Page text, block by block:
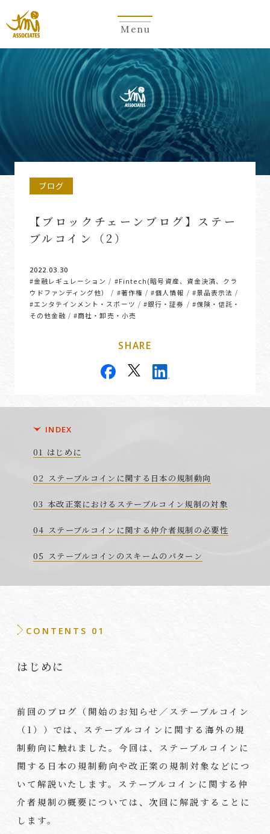
Menu
ブログ
【ブロックチェーンブログ】ステー
ブルコイン（2）
2022.03.30
#金融レギュレーション / #Fintech(暗号資産、資金決済、クラ
ウドファンディング他）
/ #著作権 /#個人情報 / #景品表示法 /
#エンタテインメント・スポーツ / #銀行・証券 / #保険・信託・
その他金融 /#商社・卸売・小売
SHARE
INDEX
はじめに
ステーブルコインに関する日本の規制動向
本改正案におけるステーブルコイン規制の対象
ステーブルコインに関する仲介者規制の必要性
ステーブルコインのスキームのパターン
CONTENTS 01
はじめに
前回のブログ（開始のお知らせ／ステーブルコイン
（ 1））では、ステーブルコインに関する海外の規
制動向に触れました。今回は、ステーブルコインに
関する日本の規制動向や改正案の規制対象などにつ
いて解説いたします。ステーブルコインに関する仲
介者規制の概要については、次回に解説することに
します。